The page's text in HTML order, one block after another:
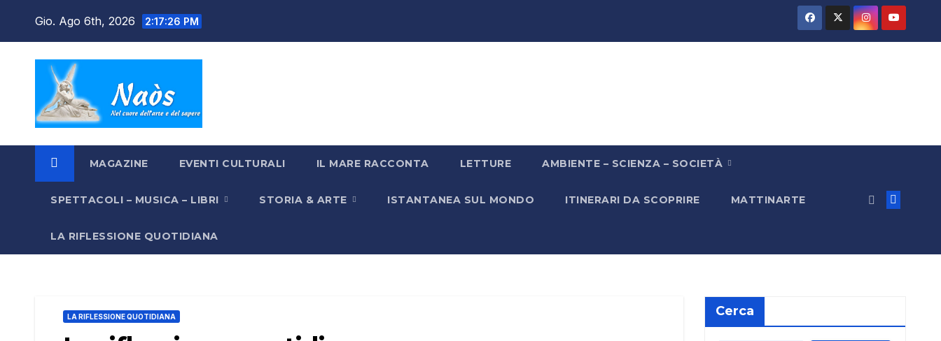
Gio. Ago 6th, 2026 2:17:27 PM
MAGAZINE EVENTI CULTURALI IL MARE RACCONTA LETTURE AMBIENTE – SCIENZA – SOCIETÀ
SPETTACOLI – MUSICA – LIBRI STORIA & ARTE ISTANTANEA SUL MONDO ITINERARI DA SCOPRIRE MATTINARTE
LA RIFLESSIONE QUOTIDIANA
LA RIFLESSIONE QUOTIDIANA Cerca